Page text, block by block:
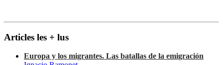
Articles les + lus
Europa y los migrantes. Las batallas de la emigración